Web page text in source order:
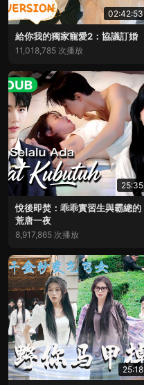
02:42:53
給你我的獨家寵愛2：協議訂婚
11,018,785 次播放
25:35
悅後即焚：乖乖實習生與霸總的
荒唐一夜
8,917,865 次播放
25:18